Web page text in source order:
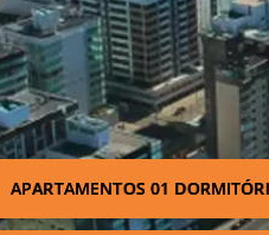
APARTAMENTOS 01